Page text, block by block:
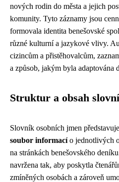
nových rodin do města a jejich
komunity. Tyto záznamy jsou
formovala identita benešovské
různé kulturní a jazykové vlivy.
cizincům a přistěhovalcům,
a způsob, jakým byla adaptována
Struktur a obsah
Slovník osobních jmen představuje
soubor informacío jednotlivých
na stránkách benešovského
navržena tak, aby poskytla
zmíněných osobách a zároveň